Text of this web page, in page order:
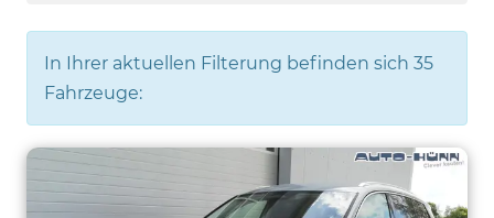
In Ihrer aktuellen Filterung befinden sich 35
Fahrzeuge: